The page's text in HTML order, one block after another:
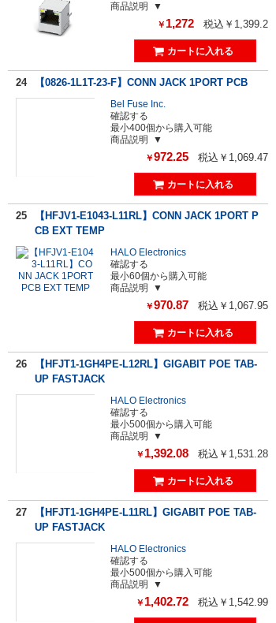
商品説明
￥ 1,272 税込￥1,399.2
24 【0826-1L1T-23-F】CONN JACK 1PORT PCB
Bel Fuse Inc.
確認する
最小400個から購入可能
商品説明
￥972.25 税込￥1,069.47
25
【HFJV1-E1043-L11RL】CONN JACK 1PORT P
CB EXT TEMP
HALO Electronics
確認する
最小60個から購入可能
商品説明
￥970.87 税込￥1,067.95
26
【HFJT1-1GH4PE-L12RL】GIGABIT POE TAB-
UP FASTJACK
HALO Electronics
確認する
最小500個から購入可能
商品説明
￥ 1,392.08 税込￥1,531.28
27
【HFJT1-1GH4PE-L11RL】GIGABIT POE TAB-
UP FASTJACK
HALO Electronics
確認する
最小500個から購入可能
商品説明
￥ 1,402.72 税込￥1,542.99